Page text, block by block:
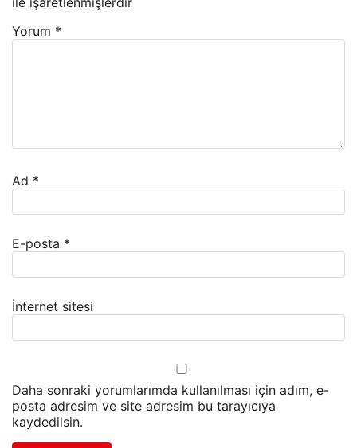
Yorum *
Ad *
E-posta *
İnternet sitesi
Daha sonraki yorumlarımda kullanılması için adım, e-
posta adresim ve site adresim bu tarayıcıya
kaydedilsin.